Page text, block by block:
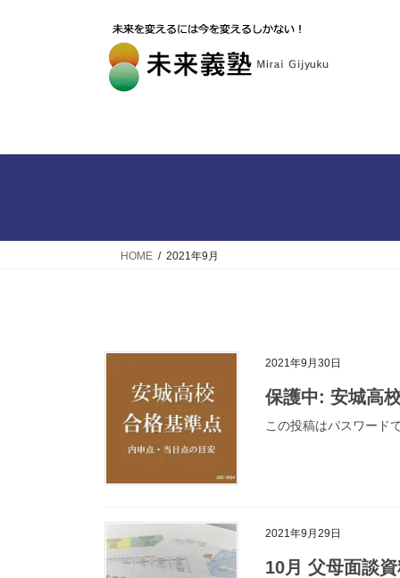
HOME 2021年9月
2021年9月30日
保護中: 安城高
この投稿はパスワード
2021年9月29日
10月 父母面談